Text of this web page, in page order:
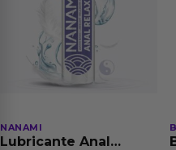
NANAMI
Lubricante Anal